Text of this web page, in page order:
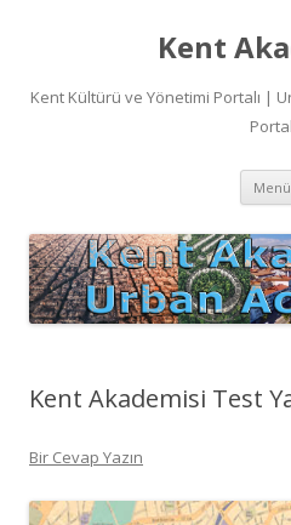
Kent
Kent Kültürü ve Yönetimi Portalı |
Portal
Menü
Kent Akademisi Test
Bir Cevap Yazın